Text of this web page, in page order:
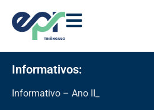
Informativos:
Informativo – Ano III – Ed